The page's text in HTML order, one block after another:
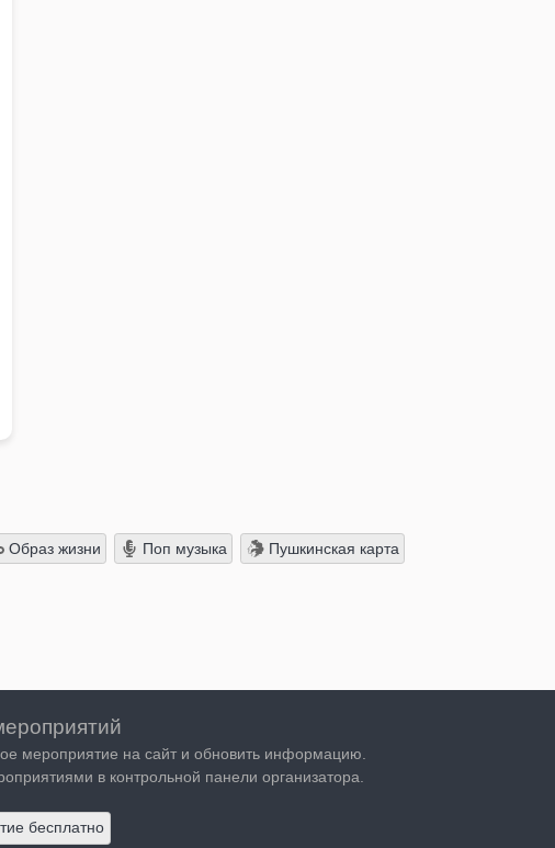
Образ жизни Поп музыка Пушкинская карта
мероприятие на сайт и обновить информацию.
в контрольной панели организатора.
бесплатно